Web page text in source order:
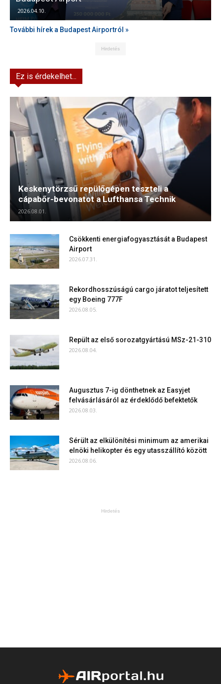
2026.04.10.
További hírek a Budapest Airportról »
Hirdetés
Ez is érdekelhet...
Keskenytörzsű repülőgépen teszteli a
cápabőr-bevonatot a Lufthansa Technik
2026.08.01.
Csökkenti energiafogyasztását a Budapest
Airport
2026.07.31.
Rekordhosszúságú cargo járatot teljesített
egy Boeing 777F
2026.08.05.
Repült az első sorozatgyártású MSz-21-310
2026.08.04.
Augusztus 7-ig dönthetnek az Easyjet
felvásárlásáról az érdeklődő befektetők
2026.08.03.
Sérült az elkülönítési minimum az amerikai
elnöki helikopter és egy utasszállító között
2026.08.06.
Hirdetés